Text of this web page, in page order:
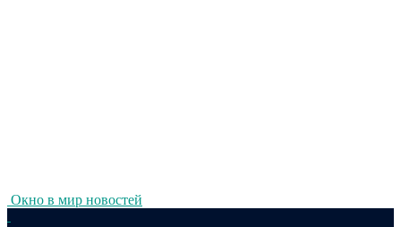
Окно в мир новостей